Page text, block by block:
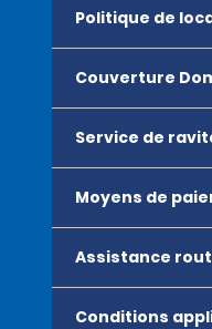
Politique de
Couverture
Service de
Moyens de
Assistance
Conditions